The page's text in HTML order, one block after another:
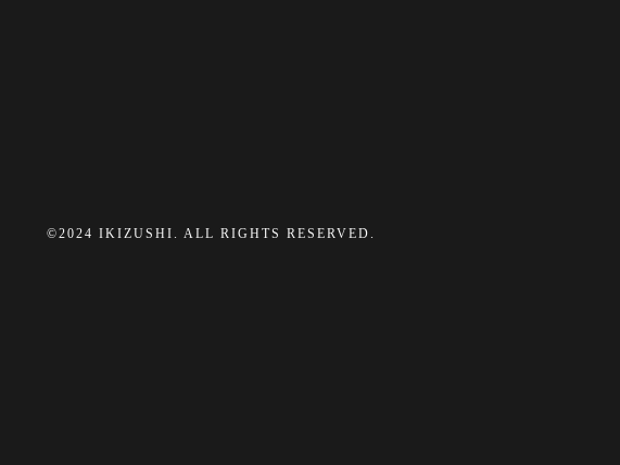
©2024 IKIZUSHI. ALL RIGHTS RESERVED.